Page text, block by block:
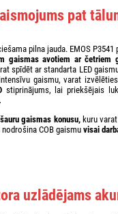
pat
pilna jauda. EMOS
gaismas avotiem ar četriem
spīdēt ar standarta LED
gaismu, varat
stiprinājums, lai priekšējais
.
šauru gaismas konusu,kuru
nodrošina COB gaismu visai
uzlādējams